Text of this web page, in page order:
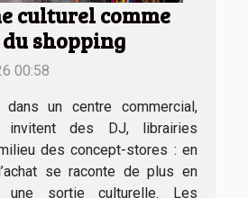
culturel comme
shopping
00:58
dans un centre commercial,
invitent des DJ, librairies
des concept-stores : en
se raconte de plus en
une sortie culturelle. Les